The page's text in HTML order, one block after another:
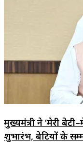
मुख्यमंत्री ने ‘मेरी
शुभारंभ, बेटियों के